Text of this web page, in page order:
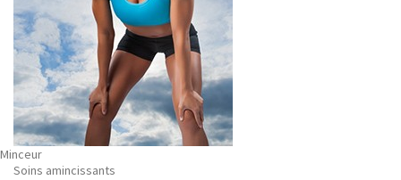
Minceur
Soins amincissants